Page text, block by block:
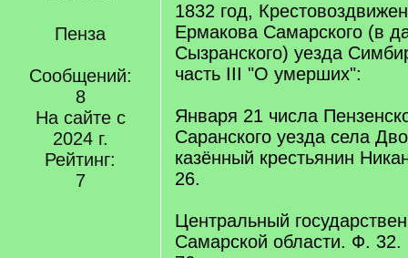
Пенза
Сообщений:
8
На сайте с
2024 г.
Рейтинг:
7
1832 год,
Ермакова Самарского (в
Сызранского) уезда
часть III "О умерших":
Января 21 числа
Саранского уезда села
казённый крестьянин
26.
Центральный
Самарской области. Ф.